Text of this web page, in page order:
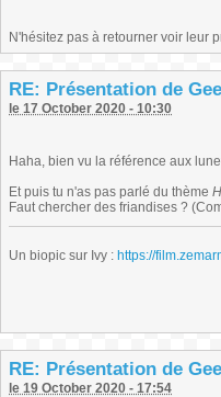
N'hésitez pas à retourner voir leur
RE: Présentation de
le 17 October 2020 - 10:30
Haha, bien vu la référence aux
Et puis tu n'as pas parlé du thème
Faut chercher des friandises ?
Un biopic sur Ivy : https://
RE: Présentation de
le 19 October 2020 - 17:54